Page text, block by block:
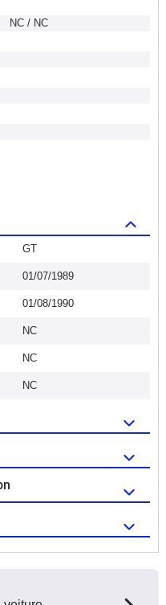
NC / NC
GT
01/07/1989
01/08/1990
NC
NC
NC